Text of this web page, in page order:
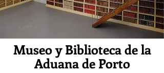
Museo y Biblioteca de la
Aduana de Porto